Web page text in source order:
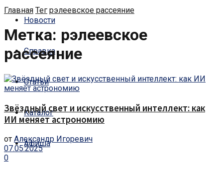
Новости
Справка
Статьи
Каталог
Афиша
Главная Тег рэлеевское рассеяние
Метка: рэлеевское
рассеяние
Звёздный свет и искусственный интеллект: как
ИИ меняет астрономию
от Александр Игоревич
07.05.2025
0